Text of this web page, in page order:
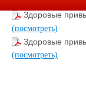
Здоровые
(посмотреть)
Здоровые
(посмотреть)